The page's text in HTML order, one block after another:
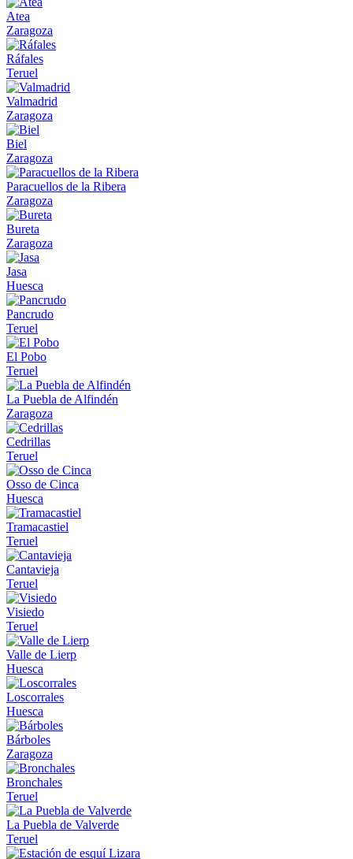
Atea
Zaragoza
Ráfales
Teruel
Valmadrid
Zaragoza
Biel
Zaragoza
Paracuellos de la Ribera
Zaragoza
Bureta
Zaragoza
Jasa
Huesca
Pancrudo
Teruel
El Pobo
Teruel
La Puebla de Alfindén
Zaragoza
Cedrillas
Teruel
Osso de Cinca
Huesca
Tramacastiel
Teruel
Cantavieja
Teruel
Visiedo
Teruel
Valle de Lierp
Huesca
Loscorrales
Huesca
Bárboles
Zaragoza
Bronchales
Teruel
La Puebla de Valverde
Teruel